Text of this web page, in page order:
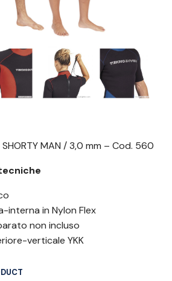
SHORTY MAN / 3,0 mm – Cod. 560
interna in Nylon Flex
non incluso
verticale YKK